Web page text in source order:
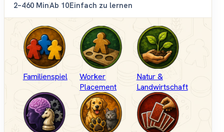
2–460 MinAb 10Einfach zu lernen
Familienspiel
Worker
Placement
Natur &
Landwirtschaft